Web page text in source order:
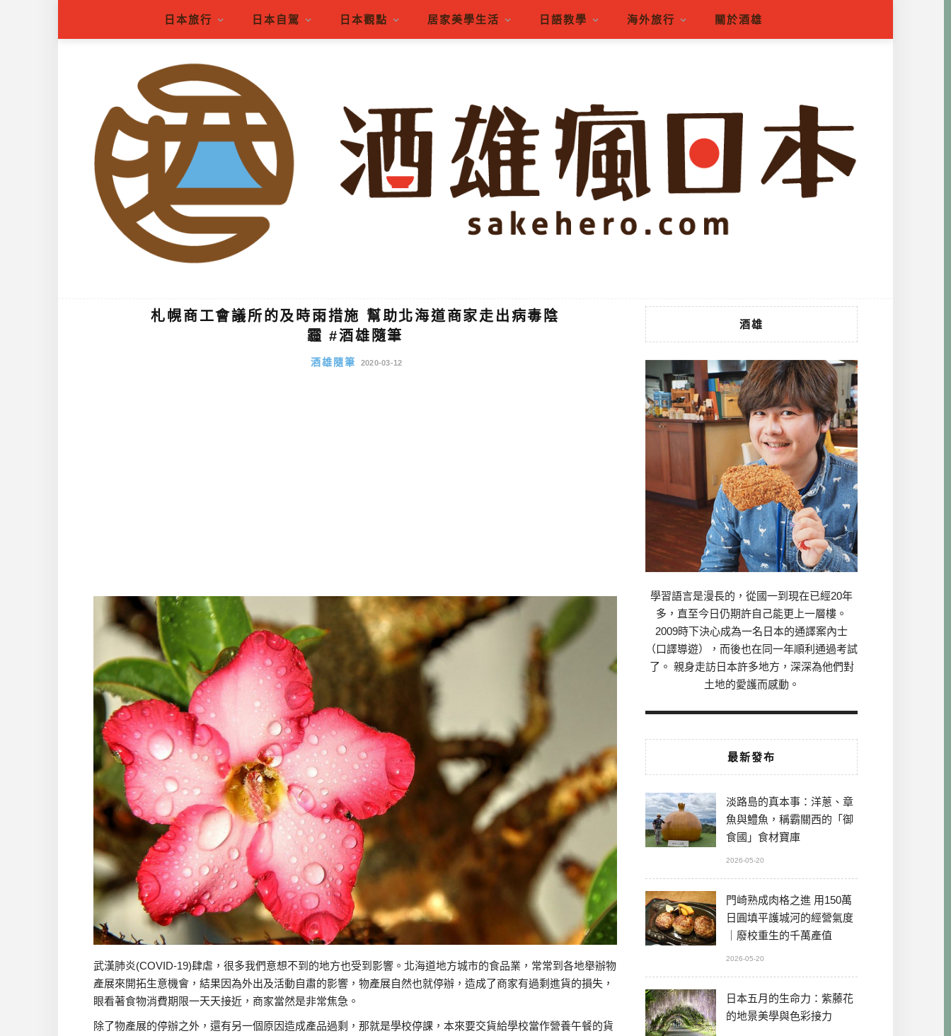
日本旅行 日本自駕 日本觀點 居家美學生活 日語教學 海外旅行 關於酒雄
札幌商工會議所的及時雨措施 幫助北海道商家走出病毒陰
霾 #酒雄隨筆
酒雄隨筆 2020-03-12
武漢肺炎(COVID-19)肆虐，很多我們意想不到的地方也受到影響。北海道地方城市的食品業，常常到各地舉辦物
產展來開拓生意機會，結果因為外出及活動自肅的影響，物產展自然也就停辦，造成了商家有過剩進貨的損失，
眼看著食物消費期限一天天接近，商家當然是非常焦急。
除了物產展的停辦之外，還有另一個原因造成產品過剩，那就是學校停課，本來要交貨給學校當作營養午餐的貨
酒雄
學習語言是漫長的，從國一到現在已經20年
多，直至今日仍期許自己能更上一層樓。
2009時下決心成為一名日本的通譯案內士
（口譯導遊），而後也在同一年順利通過考試
了。 親身走訪日本許多地方，深深為他們對
土地的愛護而感動。
最新發布
淡路島的真本事：洋蔥、章
魚與鱧魚，稱霸關西的「御
食國」食材寶庫
2026-05-20
門崎熟成肉格之進 用150萬
日圓填平護城河的經營氣度
｜廢校重生的千萬產值
2026-05-20
日本五月的生命力：紫藤花
的地景美學與色彩接力